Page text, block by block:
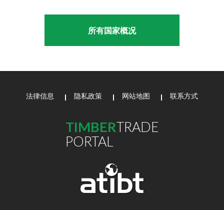
所有国家概况
法律信息 隐私政策 网站地图 联系方式
TIMBERTRADE
PORTAL